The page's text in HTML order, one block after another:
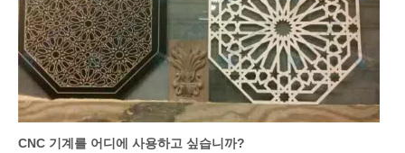
CNC 기계를 어디에 사용하고 싶습니까?